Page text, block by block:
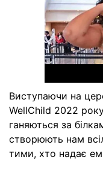
Виступаючи на
WellChild 2022
ганяються за
створюють нам
тими, хто надає